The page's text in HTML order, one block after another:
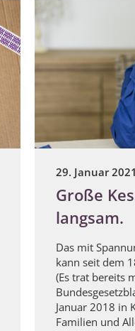
29. Januar 2021
Große
langsam.
Das mit
kann seit dem
(Es trat bereits
Januar 2018 in
Familien und